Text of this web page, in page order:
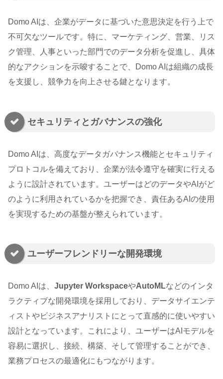
Domo AIは、企業がデータに基づいた意思決定を行う上で
不可欠なツールです。特に、マーケティング、営業、リス
ク管理、人事といった部門でのデータ分析を促進し、具体
的なアクションを示唆することで、Domo AIは組織の成長
を支援し、競争力を向上させる鍵となります。
セキュリティとガバナンスの強化
Domo AIは、高度なデータガバナンス機能とセキュリティ
プロトコルを備えており、企業が法令遵守を確実に行える
ように設計されています。ユーザーはどのデータやAIがど
のように利用されているかを把握でき、責任あるAIの使用
を実現するための基盤が整えられています。
ユーザーフレンドリーな開発環境
Domo AIは、 Jupyter WorkspaceやAutoMLなどのインタ
ラクティブな開発環境を採用しており、データサイエンテ
ィストやビジネスアナリストにとって直感的に使いやすい
設計となっています。これにより、ユーザーはAIモデルを
容易に選択し、接続、構築、そして管理することができ、
業務プロセスの最適化にもつながります。